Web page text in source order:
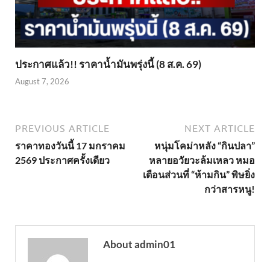
ประกาศแล้ว!! ราคาน้ำมันพรุ่งนี้ (8 ส.ค. 69)
August 7, 2026
PREVIOUS ARTICLE
ราคาทองวันนี้ 17 มกราคม
2569 ประกาศครั้งเดียว
NEXT ARTICLE
หนุ่มโคม่าหลัง “กินปลา”
หลายอวัยวะล้มเหลว หมอ
เตือนส่วนที่ “ห้ามกิน” พิษยิ่ง
กว่าสารหนู!
About admin01